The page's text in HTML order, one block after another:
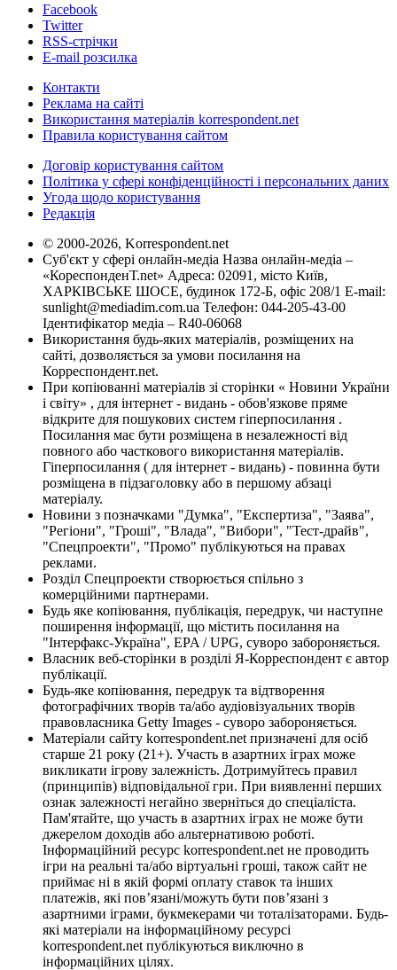
Facebook
Twitter
RSS-стрічки
E-mail розсилка
Контакти
Реклама на сайті
Використання матеріалів korrespondent.net
Правила користування сайтом
Договір користування сайтом
Політика у сфері конфіденційності і персональних даних
Угода щодо користування
Редакція
© 2000-2026, Korrespondent.net
Суб'єкт у сфері онлайн-медіа Назва онлайн-медіа –
«КореспонденТ.net» Адреса: 02091, місто Київ,
ХАРКІВСЬКЕ ШОСЕ, будинок 172-Б, офіс 208/1 E-mail:
sunlight@mediadim.com.ua Телефон: 044-205-43-00
Ідентифікатор медіа – R40-06068
Використання будь-яких матеріалів, розміщених на
сайті, дозволяється за умови посилання на
Корреспондент.net.
При копіюванні матеріалів зі сторінки « Новини України
і світу» , для інтернет - видань - обов'язкове пряме
відкрите для пошукових систем гіперпосилання .
Посилання має бути розміщена в незалежності від
повного або часткового використання матеріалів.
Гіперпосилання ( для інтернет - видань) - повинна бути
розміщена в підзаголовку або в першому абзаці
матеріалу.
Новини з позначками "Думка", "Експертиза", "Заява",
"Регіони", "Гроші", "Влада", "Вибори", "Тест-драйв",
"Спецпроекти", "Промо" публікуються на правах
реклами.
Розділ Спецпроекти створюється спільно з
комерційними партнерами.
Будь яке копіювання, публікація, передрук, чи наступне
поширення інформації, що містить посилання на
"Інтерфакс-Україна", EPA / UPG, суворо забороняється.
Власник веб-сторінки в розділі Я-Корреспондент є автор
публікації.
Будь-яке копіювання, передрук та відтворення
фотографічних творів та/або аудіовізуальних творів
правовласника Getty Images - суворо забороняється.
Матеріали сайту korrespondent.net призначені для осіб
старше 21 року (21+). Участь в азартних іграх може
викликати ігрову залежність. Дотримуйтесь правил
(принципів) відповідальної гри. При виявленні перших
ознак залежності негайно зверніться до спеціаліста.
Пам'ятайте, що участь в азартних іграх не може бути
джерелом доходів або альтернативою роботі.
Інформаційний ресурс korrespondent.net не проводить
ігри на реальні та/або віртуальні гроші, також сайт не
приймає ні в якій формі оплату ставок та інших
платежів, які пов’язані/можуть бути пов’язані з
азартними іграми, букмекерами чи тоталізаторами. Будь-
які матеріали на інформаційному ресурсі
korrespondent.net публікуються виключно в
інформаційних цілях.